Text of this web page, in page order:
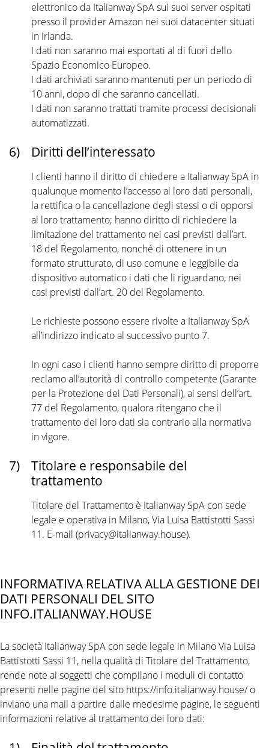
elettronico da Italianway SpA sui suoi server ospitati
presso il provider Amazon nei suoi datacenter situati
in Irlanda.
I dati non saranno mai esportati al di fuori dello
Spazio Economico Europeo.
I dati archiviati saranno mantenuti per un periodo di
10 anni, dopo di che saranno cancellati.
I dati non saranno trattati tramite processi decisionali
automatizzati.
6) Diritti dell’interessato
I clienti hanno il diritto di chiedere a Italianway SpA in
qualunque momento l’accesso ai loro dati personali,
la rettifica o la cancellazione degli stessi o di opporsi
al loro trattamento; hanno diritto di richiedere la
limitazione del trattamento nei casi previsti dall’art.
18 del Regolamento, nonché di ottenere in un
formato strutturato, di uso comune e leggibile da
dispositivo automatico i dati che li riguardano, nei
casi previsti dall’art. 20 del Regolamento.
Le richieste possono essere rivolte a Italianway SpA
all’indirizzo indicato al successivo punto 7.
In ogni caso i clienti hanno sempre diritto di proporre
reclamo all’autorità di controllo competente (Garante
per la Protezione dei Dati Personali), ai sensi dell’art.
77 del Regolamento, qualora ritengano che il
trattamento dei loro dati sia contrario alla normativa
in vigore.
7)
Titolare e responsabile del
trattamento
Titolare del Trattamento è Italianway SpA con sede
legale e operativa in Milano, Via Luisa Battistotti Sassi
11. E-mail (privacy@italianway.house).
INFORMATIVA RELATIVA ALLA GESTIONE DEI
DATI PERSONALI DEL SITO
INFO.ITALIANWAY.HOUSE
La società Italianway SpA con sede legale in Milano Via Luisa
Battistotti Sassi 11, nella qualità di Titolare del Trattamento,
rende note ai soggetti che compilano i moduli di contatto
presenti nelle pagine del sito https://info.italianway.house/ o
inviano una mail a partire dalle medesime pagine, le seguenti
informazioni relative al trattamento dei loro dati: